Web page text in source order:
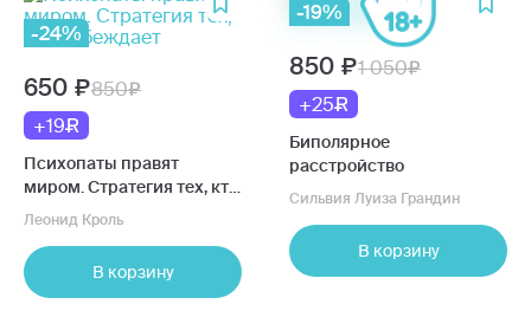
-24%
650
850
+19
Психопаты правят
миром. Стратегия тех, кто
побеждает
Леонид Кроль
В корзину
-19%
850
1 050
+25
Биполярное
расстройство
Сильвия Луиза Грандин
В корзину